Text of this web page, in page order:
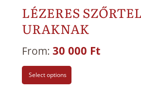
LÉZERES
URAKNAK
From: 30 000 Ft
Select options